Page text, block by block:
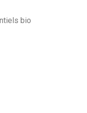
bio